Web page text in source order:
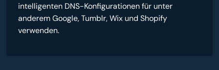
intelligenten DNS-Konfigurationen für unter
anderem Google, Tumblr, Wix und Shopify
verwenden.